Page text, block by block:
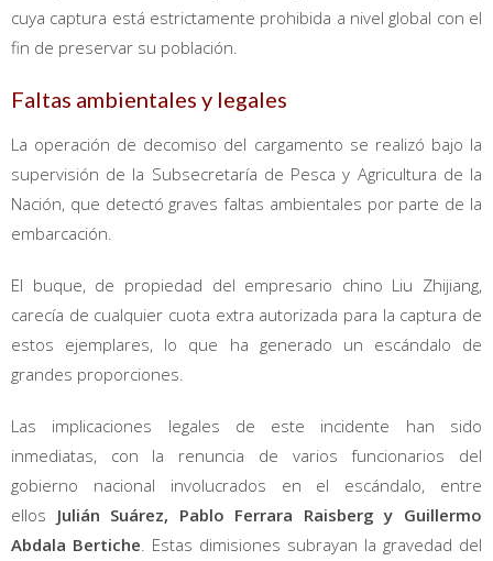
cuya captura está estrictamente prohibida a nivel global con el
fin de preservar su población.
Faltas ambientales y legales
La operación de decomiso del cargamento se realizó bajo la
supervisión de la Subsecretaría de Pesca y Agricultura de la
Nación, que detectó graves faltas ambientales por parte de la
embarcación.
El buque, de propiedad del empresario chino Liu Zhijiang,
carecía de cualquier cuota extra autorizada para la captura de
estos ejemplares, lo que ha generado un escándalo de
grandes proporciones.
Las implicaciones legales de este incidente han sido
inmediatas, con la renuncia de varios funcionarios del
gobierno nacional involucrados en el escándalo, entre
ellos Julián Suárez, Pablo Ferrara Raisberg y Guillermo
Abdala Bertiche . Estas dimisiones subrayan la gravedad del